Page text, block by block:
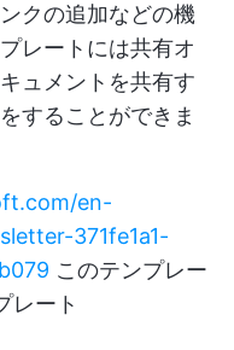
クの追加などの機
レートには共有オ
ュメントを共有す
することができま
en-
371fe1a1-
このテンプレー
レート